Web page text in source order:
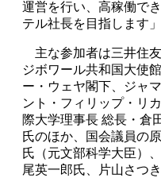
運営を行い、高稼働で
テル社長を目指します」
主な参加者は三井住
ジボワール共和国大使
ー・ウェヤ閣下、ジャ
ント・フィリップ・リ
際大学理事長 総長・倉
氏のほか、国会議員の
氏（元文部科学大臣）
尾英一郎氏、片山さつ